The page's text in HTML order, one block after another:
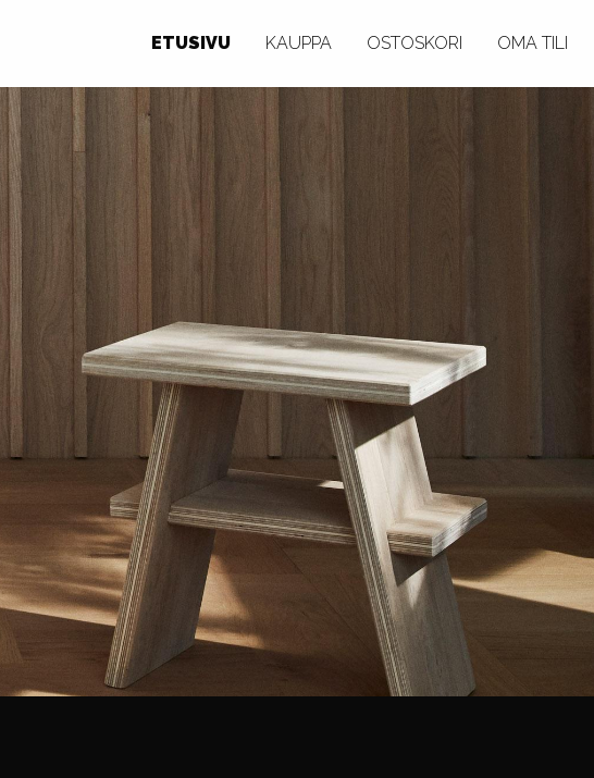
ETUSIVU KAUPPA OSTOSKORI OMA TILI